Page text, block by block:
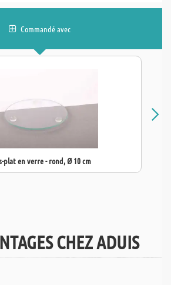
Commandé avec
plat en verre - rond, Ø 10 cm
CHEZ ADUIS